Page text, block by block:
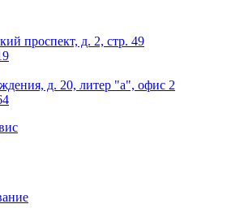
проспект, д. 2, стр. 49
д. 20, литер "a", офис 2